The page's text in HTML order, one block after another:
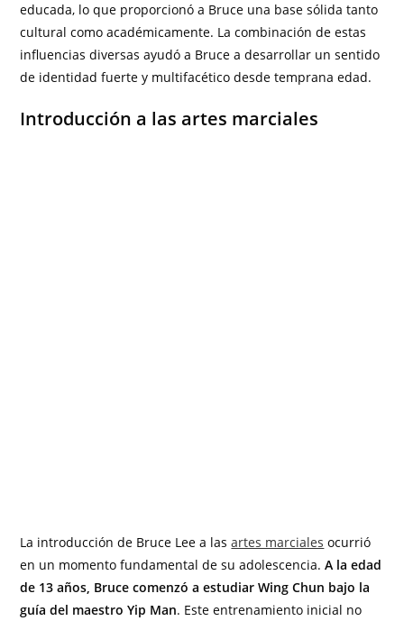
educada, lo que proporcionó a Bruce una base sólida tanto
cultural como académicamente. La combinación de estas
influencias diversas ayudó a Bruce a desarrollar un sentido
de identidad fuerte y multifacético desde temprana edad.
Introducción a las artes marciales
La introducción de Bruce Lee a lasartes marciales ocurrió
en un momento fundamental de su adolescencia.A la edad
de 13 años, Bruce comenzó a estudiar Wing Chun bajo la
guía del maestro Yip Man. Este entrenamiento inicial no